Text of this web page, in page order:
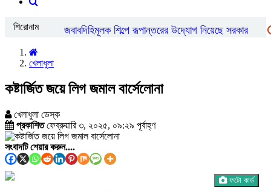
শিরোনাম
খাতকে বৈধ ও জবাবদিহিমূলক শিল্পে রূপান্তরের উদ্যোগ নিয়েছে সরকার
চাহিদা সম্পন্ন ক্রীড়াবিদদের জন্য আন্তর্জাতিক মানের টুর্নামেন্ট আয়োজন
খেলাধুলা
কষ্টার্জিত জয়ে লিগ জমাল বার্সেলোনা
খেলাধুলা ডেস্ক
প্রকাশিতফেব্রুয়ারি ৩, ২০২৫, ০৯:২৯ পূর্বাহ্ণ
ফটো কার্ড
সংবাদটি শেয়ার করুন....